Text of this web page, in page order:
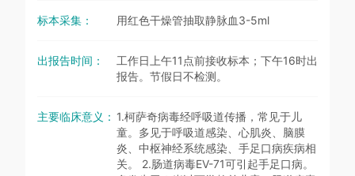
标本采集： 用红色干燥管抽取静脉血3-5ml
出报告时间：
工作日上午11点前接收标本；下午16时出
报告。节假日不检测。
主要临床意义： 1.柯萨奇病毒经呼吸道传播，常见于儿
童。多见于呼吸道感染、心肌炎、脑膜
炎、中枢神经系统感染、手足口病疾病相
关。 2.肠道病毒EV-71可引起手足口病。